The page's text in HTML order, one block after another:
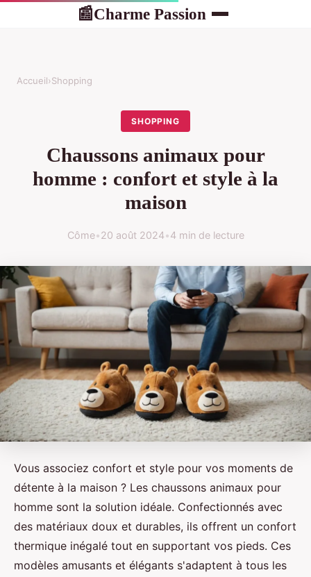
📰Charme Passion
Accueil›Shopping
SHOPPING
Chaussons animaux pour
homme : confort et style à la
maison
Côme•20 août 2024•4 min de lecture
Vous associez confort et style pour vos moments de
détente à la maison ? Les chaussons animaux pour
homme sont la solution idéale. Confectionnés avec
des matériaux doux et durables, ils offrent un confort
thermique inégalé tout en supportant vos pieds. Ces
modèles amusants et élégants s'adaptent à tous les